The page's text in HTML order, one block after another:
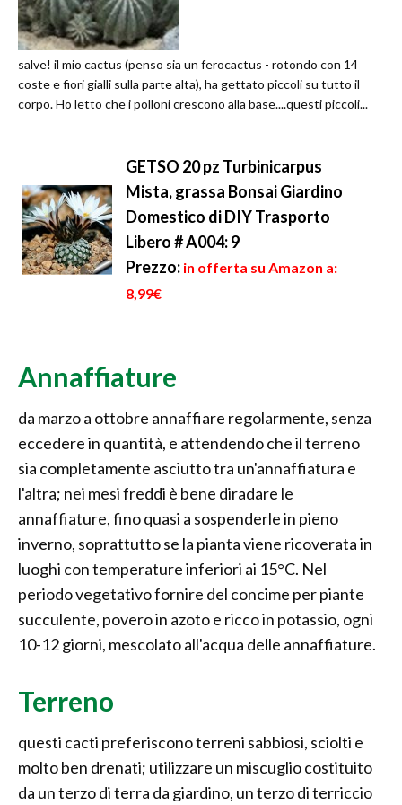
salve! il mio cactus (penso sia un ferocactus - rotondo con 14
coste e fiori gialli sulla parte alta), ha gettato piccoli su tutto il
corpo. Ho letto che i polloni crescono alla base....questi piccoli...
GETSO 20 pz Turbinicarpus
Mista, grassa Bonsai Giardino
Domestico di DIY Trasporto
Libero # A004: 9
Prezzo: in offerta su Amazon a:
8,99€
Annaffiature
da marzo a ottobre annaffiare regolarmente, senza
eccedere in quantità, e attendendo che il terreno
sia completamente asciutto tra un'annaffiatura e
l'altra; nei mesi freddi è bene diradare le
annaffiature, fino quasi a sospenderle in pieno
inverno, soprattutto se la pianta viene ricoverata in
luoghi con temperature inferiori ai 15°C. Nel
periodo vegetativo fornire del concime per piante
succulente, povero in azoto e ricco in potassio, ogni
10-12 giorni, mescolato all'acqua delle annaffiature.
Terreno
questi cacti preferiscono terreni sabbiosi, sciolti e
molto ben drenati; utilizzare un miscuglio costituito
da un terzo di terra da giardino, un terzo di terriccio